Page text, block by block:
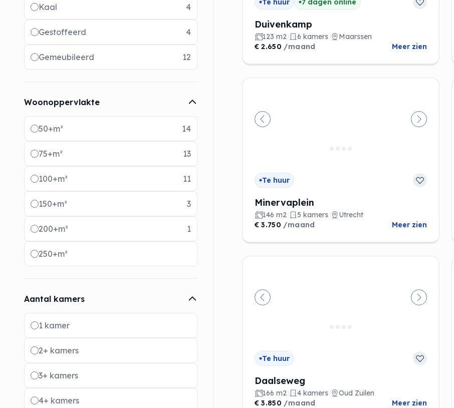
Kaal 4
Gestoffeerd 4
Gemeubileerd 12
Woonoppervlakte
Radio buttons
50+m² 14
75+m² 13
100+m² 11
150+m² 3
200+m² 1
250+m²
Aantal kamers
Radio buttons
1 kamer
2+ kamers
3+ kamers
4+ kamers
Te huur 7 dagen online
Duivenkamp
123 m2 6 kamers
Maarssen
€ 2.650 /maand Meer zien
Vorige Volgende
Te huur
Minervaplein
146 m2 5 kamers
Utrecht
€ 3.750 /maand Meer zien
Vorige Volgende
Te huur
Daalseweg
166 m2 4 kamers
Oud Zuilen
€ 3.850 /maand Meer zien